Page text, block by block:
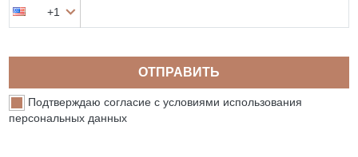
+1
ОТПРАВИТЬ
Подтверждаю согласие с условиями использования
персональных данных